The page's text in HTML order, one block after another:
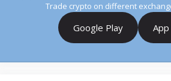
Trade crypto on different
Google Play